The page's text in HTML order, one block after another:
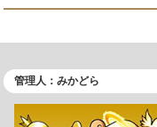
管理人：みかどら